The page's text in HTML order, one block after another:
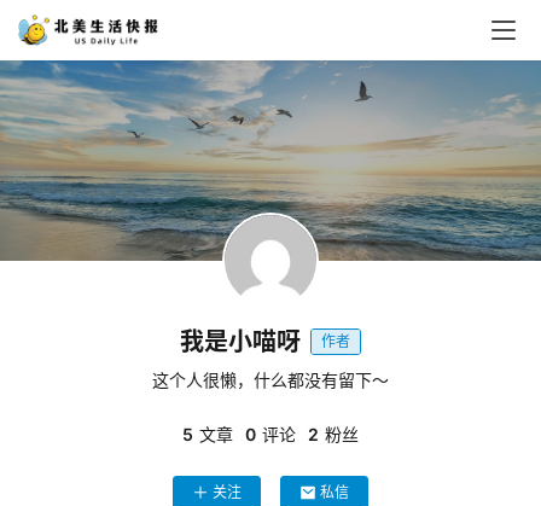
我是小喵呀 作者
这个人很懒，什么都没有留下～
5 文章 0 评论 2 粉丝
关注 私信